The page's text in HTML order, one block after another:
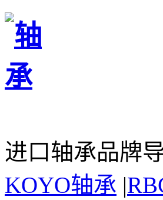
进口轴承品牌
KOYO轴承 |